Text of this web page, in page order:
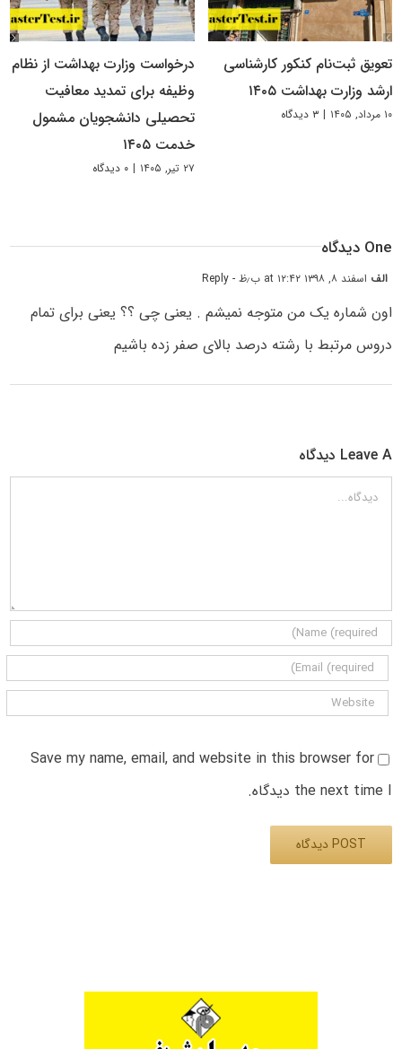
تعویق ثبت‌نام کنکور کارشناسی
ارشد وزارت بهداشت ۱۴۰۵
۱۰ مرداد, ۱۴۰۵ | ۳ دیدگاه
درخواست وزارت بهداشت از نظام
وظیفه برای تمدید معافیت
تحصیلی دانشجویان مشمول
خدمت ۱۴۰۵
۲۷ تیر, ۱۴۰۵ | ۰ دیدگاه
One دیدگاه
الف اسفند ۸, ۱۳۹۸ at ۱۲:۴۲ ب٫ظ - Reply
اون شماره یک من متوجه نمیشم . یعنی چی ؟؟ یعنی برای تمام
دروس مرتبط با رشته درصد بالای صفر زده باشیم
Leave A دیدگاه
دیدگاه
Save my name, email, and website in this browser for
the next time I دیدگاه.